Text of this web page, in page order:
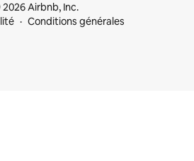
Airbnb, Inc.
Conditions générales